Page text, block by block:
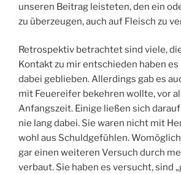
unseren Beitrag leisteten, den ein
zu überzeugen, auch auf Fleisch zu
Retrospektiv betrachtet sind viele,
Kontakt zu mir entschieden haben
dabei geblieben. Allerdings gab es
mit Feuereifer bekehren wollte, vor
Anfangszeit. Einige ließen sich
nie lang dabei. Sie waren nicht mit
wohl aus Schuldgefühlen.
gar einen weiteren Versuch durch
verbaut. Sie haben es versucht, sind